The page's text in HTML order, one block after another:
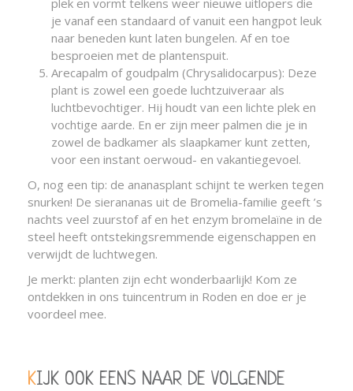
je vanaf een standaard of vanuit een hangpot leuk
naar beneden kunt laten bungelen. Af en toe
besproeien met de plantenspuit.
Arecapalm of goudpalm (Chrysalidocarpus): Deze
plant is zowel een goede luchtzuiveraar als
luchtbevochtiger. Hij houdt van een lichte plek en
vochtige aarde. En er zijn meer palmen die je in
zowel de badkamer als slaapkamer kunt zetten,
voor een instant oerwoud- en vakantiegevoel.
O, nog een tip: de ananasplant schijnt te werken tegen
snurken! De sierananas uit de Bromelia-familie geeft ’s
nachts veel zuurstof af en het enzym bromelaïne in de
steel heeft ontstekingsremmende eigenschappen en
verwijdt de luchtwegen.
Je merkt: planten zijn echt wonderbaarlijk! Kom ze
ontdekken in ons tuincentrum in Roden en doe er je
voordeel mee.
KIJK OOK EENS NAAR DE VOLGENDE